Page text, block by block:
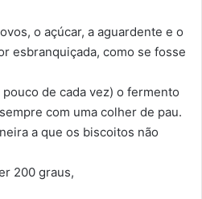
o açúcar, a aguardente e o
esbranquiçada, como se fosse
de cada vez) o fermento
com uma colher de pau.
a que os biscoitos não
200 graus,